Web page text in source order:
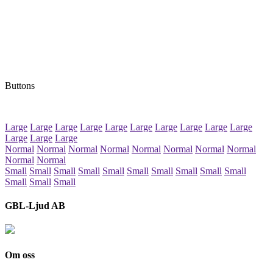
Buttons
Large Large Large Large Large Large Large Large Large Large
Large Large Large
Normal Normal Normal Normal Normal Normal Normal Normal
Normal Normal
Small Small Small Small Small Small Small Small Small Small
Small Small Small
GBL-Ljud AB
Om oss